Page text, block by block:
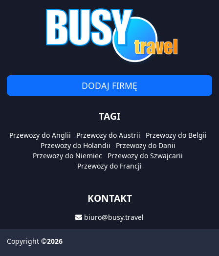
DODAJ FIRMĘ
TAGI
Przewozy do Anglii Przewozy do Austrii
Przewozy do Belgii
Przewozy do Holandii
Przewozy do Danii
Przewozy do Niemiec
Przewozy do Szwajcarii
Przewozy do Francji
KONTAKT
biuro@busy.travel
Copyright ©2026